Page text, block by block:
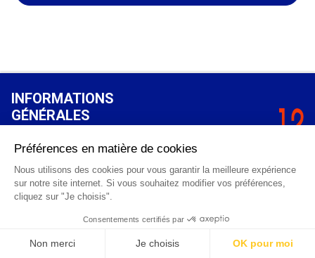
INFORMATIONS
GÉNÉRALES
FAQ
CGV
Mentions légales
Contact
info@points12.fr